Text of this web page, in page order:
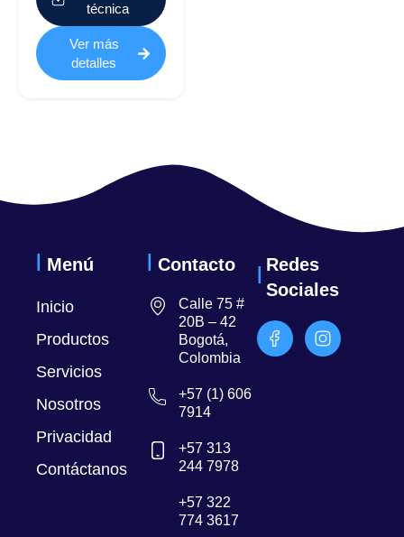
técnica
Ver más
detalles
Menú
Inicio
Productos
Servicios
Nosotros
Privacidad
Contáctanos
Contacto
Calle 75 #
20B – 42
Bogotá,
Colombia
+57 (1) 606
7914
+57 313
244 7978
+57 322
774 3617
Redes
Sociales